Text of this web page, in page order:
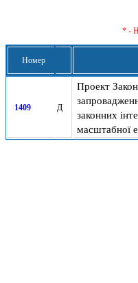
* -
Номер
1409 Д
Проект
законних
масштабної